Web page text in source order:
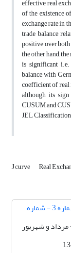
effective real
of the existence
exchange rate in
trade balance
positive over
the other hand,
is significant
balance with
coefficient of real
although its
CUSUM and
JEL
J curve Real
دوره 41، شماره 3 - شماره
74 - مرداد و شهریور